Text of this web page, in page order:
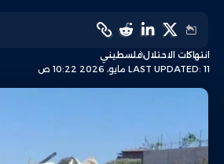
LAST UPDATED: 11 مايو، 2026 10:22 ص
انتهاكات الاحتلالفلسطيني